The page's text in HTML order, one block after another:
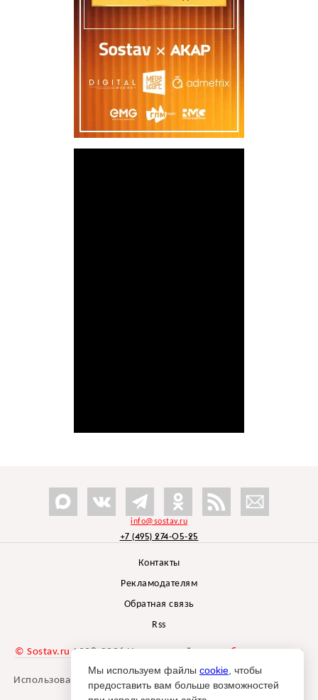
info@sostav.ru
+7 (495) 274-05-25
Контакты
Рекламодателям
Обратная связь
Rss
© Sostav.ru 1998-2026 Независимый проектбрендингового
агентства Depot
Использование материалов Sostav.ru допустимо только при
указании источника.
Мы используем файлы cookie , чтобы
предоставить вам больше возможностей